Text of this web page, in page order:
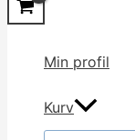
Min profil
Kurv